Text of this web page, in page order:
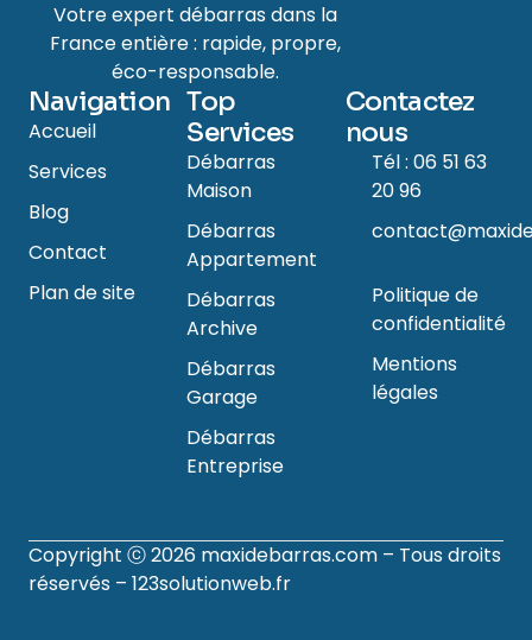
Votre expert débarras dans la
France entière : rapide, propre,
éco-responsable.
Navigation
Accueil
Services
Blog
Contact
Plan de site
Top
Services
Débarras
Maison
Débarras
Appartement
Débarras
Archive
Débarras
Garage
Débarras
Entreprise
Contactez
nous
Tél : 06 51 63
20 96
Politique de
confidentialité
Mentions
légales
Copyright ⓒ 2026 maxidebarras.com – Tous droits
réservés – 123solutionweb.fr